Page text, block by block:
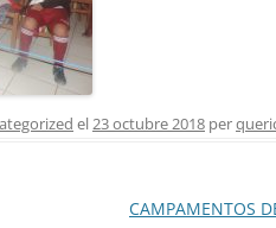
el23 octubre 2018 per
CAMPAMENTOS